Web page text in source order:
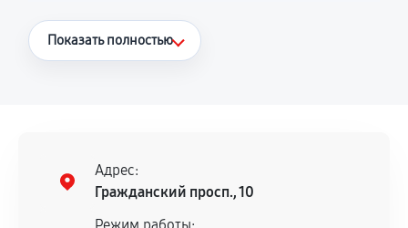
Что считается гарантийным случаем
нормальной эксплуатации в течение
гарантийного срока.
Несоответствие комплектующей заявленным
Показать полностью
Адрес:
Гражданский просп., 10